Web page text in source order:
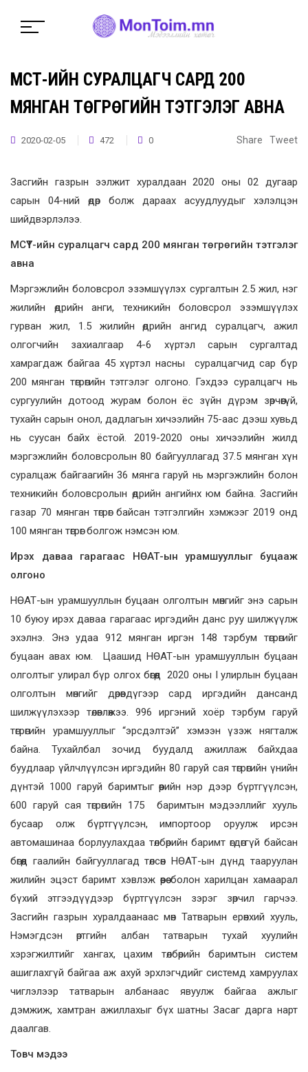
МСҮТ-ИЙН СУРАЛЦАГЧ САРД 200
МЯНГАН ТӨГРӨГИЙН ТЭТГЭЛЭГ АВНА
2020-02-05 472 0 Share Tweet
Засгийн газрын ээлжит хуралдаан 2020 оны 02 дугаар
сарын 04-ний өдөр болж дараах асуудлуудыг хэлэлцэн
шийдвэрлэлээ.
МСҮТ-ийн суралцагч сард 200 мянган төгрөгийн тэтгэлэг
авна
Мэргэжлийн боловсрол эзэмшүүлэх сургалтын 2.5 жил, нэг
жилийн өдрийн анги, техникийн боловсрол эзэмшүүлэх
гурван жил, 1.5 жилийн өдрийн ангид суралцагч, ажил
олгогчийн захиалгаар 4-6 хүртэл сарын сургалтад
хамрагдаж байгаа 45 хүртэл насны суралцагчид сар бүр
200 мянган төгрөгийн тэтгэлэг олгоно. Гэхдээ суралцагч нь
сургуулийн дотоод журам болон ёс зүйн дүрэм зөрчөөгүй,
тухайн сарын онол, дадлагын хичээлийн 75-аас дээш хувьд
нь суусан байх ёстой. 2019-2020 оны хичээлийн жилд
мэргэжлийн боловсролын 80 байгууллагад 37.5 мянган хүн
суралцаж байгаагийн 36 мянга гаруй нь мэргэжлийн болон
техникийн боловсролын өдрийн ангийнх юм байна. Засгийн
газар 70 мянган төгрөг байсан тэтгэлгийн хэмжээг 2019 онд
100 мянган төгрөг болгож нэмсэн юм.
Ирэх даваа гарагаас НӨАТ-ын урамшууллыг буцааж
олгоно
НӨАТ-ын урамшууллын буцаан олголтын мөнгийг энэ сарын
10 буюу ирэх даваа гарагаас иргэдийн данс руу шилжүүлж
эхэлнэ. Энэ удаа 912 мянган иргэн 148 тэрбум төгрөгийг
буцаан авах юм. Цаашид НӨАТ-ын урамшууллын буцаан
олголтыг улирал бүр олгох бөгөөд 2020 оны I улирлын буцаан
олголтын мөнгийг дөрөвдүгээр сард иргэдийн дансанд
шилжүүлэхээр төлөвлөжээ. 996 иргэний хоёр тэрбум гаруй
төгрөгийн урамшууллыг “эрсдэлтэй” хэмээн үзэж нягталж
байна. Тухайлбал зочид буудалд ажиллаж байхдаа
буудлаар үйлчлүүлсэн иргэдийн 80 гаруй сая төгрөгийн үнийн
дүнтэй 1000 гаруй баримтыг өөрийн нэр дээр бүртгүүлсэн,
600 гаруй сая төгрөгийн 175 баримтын мэдээллийг хууль
бусаар олж бүртгүүлсэн, импортоор оруулж ирсэн
автомашинаа борлуулахдаа төлбөрийн баримт өгдөггүй байсан
бөгөөд гаалийн байгууллагад төлсөн НӨАТ-ын дүнд тааруулан
жилийн эцэст баримт хэвлэж өөрөө болон харилцан хамаарал
бүхий этгээдүүдээр бүртгүүлсэн зэрэг зөрчил гарчээ.
Засгийн газрын хуралдаанаас мөн Татварын ерөнхий хууль,
Нэмэгдсэн өртгийн албан татварын тухай хуулийн
хэрэгжилтийг хангах, цахим төлбөрийн баримтын систем
ашиглахгүй байгаа аж ахуй эрхлэгчдийг системд хамруулах
чиглэлээр татварын албанаас явуулж байгаа ажлыг
дэмжиж, хамтран ажиллахыг бүх шатны Засаг дарга нарт
даалгав.
Товч мэдээ